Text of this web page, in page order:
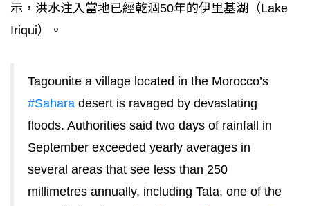
示，洪水注入當地已經乾涸50年的伊里基湖（Lake
Iriqui）。
Tagounite a village located in the Morocco’s
#Sahara desert is ravaged by devastating
floods. Authorities said two days of rainfall in
September exceeded yearly averages in
several areas that see less than 250
millimetres annually, including Tata, one of the